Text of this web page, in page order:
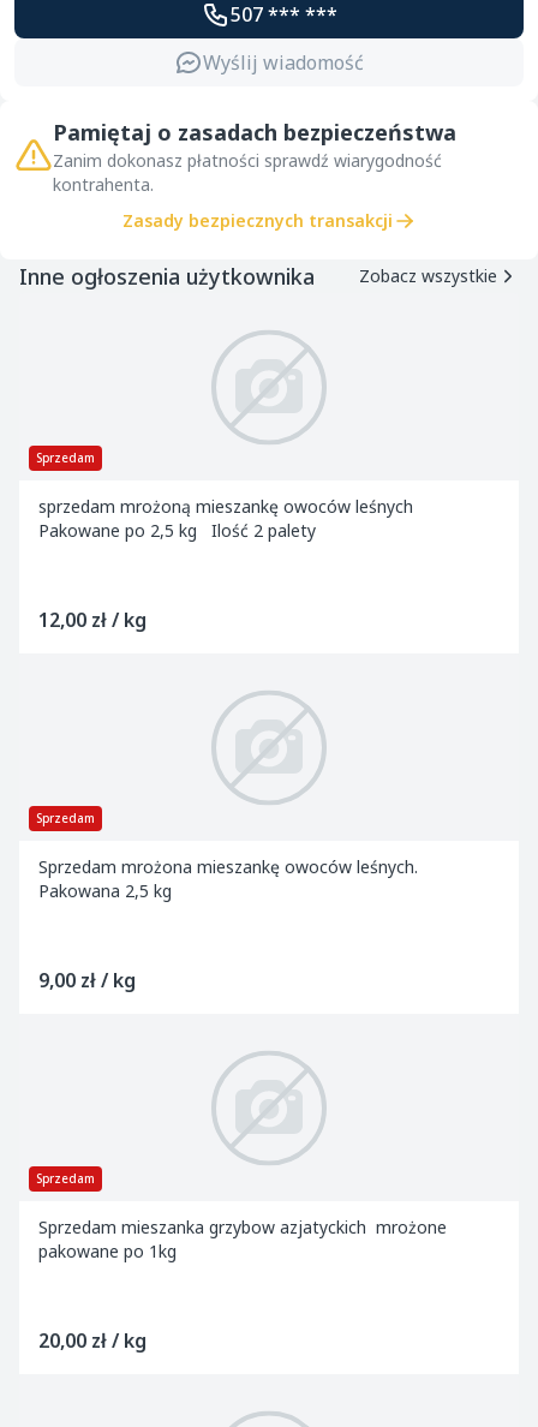
507 *** ***
Wyślij wiadomość
Pamiętaj o zasadach bezpieczeństwa
Zanim dokonasz płatności sprawdź wiarygodność
kontrahenta.
Zasady bezpiecznych transakcji
Inne ogłoszenia użytkownika Zobacz wszystkie
Sprzedam
sprzedam mrożoną mieszankę owoców leśnych
Pakowane po 2,5 kg Ilość 2 palety
12,00 zł / kg
Sprzedam
Sprzedam mrożona mieszankę owoców leśnych.
Pakowana 2,5 kg
9,00 zł / kg
Sprzedam
Sprzedam mieszanka grzybow azjatyckich mrożone
pakowane po 1kg
20,00 zł / kg